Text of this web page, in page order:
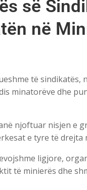
së
në
të
minatorëve dhe
njoftuar nisjen e
e tyre të
ligjore,
të minierës dhe